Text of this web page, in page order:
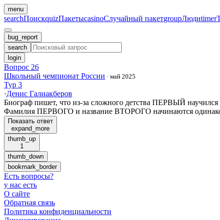
menu
searchПоискquizПакетыcasinoСлучайный пакетgroupЛюдиtimer
bug_report
search
login
Вопрос 26
Школьный чемпионат России · май 2025
Тур 3
·Денис Галиакберов
Биограф пишет, что из-за сложного детства ПЕРВЫЙ
Фамилия ПЕРВОГО и название ВТОРОГО начинаются
Показать ответ
expand_more
thumb_up
1
thumb_down
bookmark_border
Есть вопросы?
у нас есть
О сайте
Обратная связь
Политика конфиденциальности